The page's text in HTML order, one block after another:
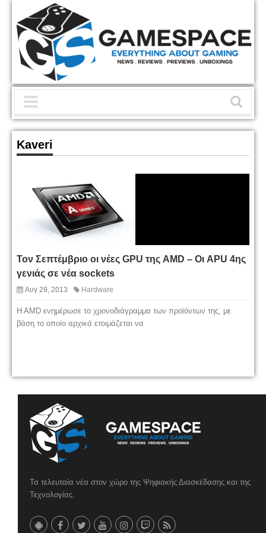
Kaveri
Τον Σεπτέμβριο οι νέες GPU της AMD – Οι APU 4ης
γενιάς σε νέα sockets
Αυγ 29, 2013 Hardware
H AMD ενημέρωσε το χρονοδιάγραμμα των προϊόντων της, με
βάση το οποίο αρχικά ετοιμάζεται να
Τα τελευταία νέα στον χώρο της Ψηφιακής Διασκέδασης και της
Τεχνολογίας.